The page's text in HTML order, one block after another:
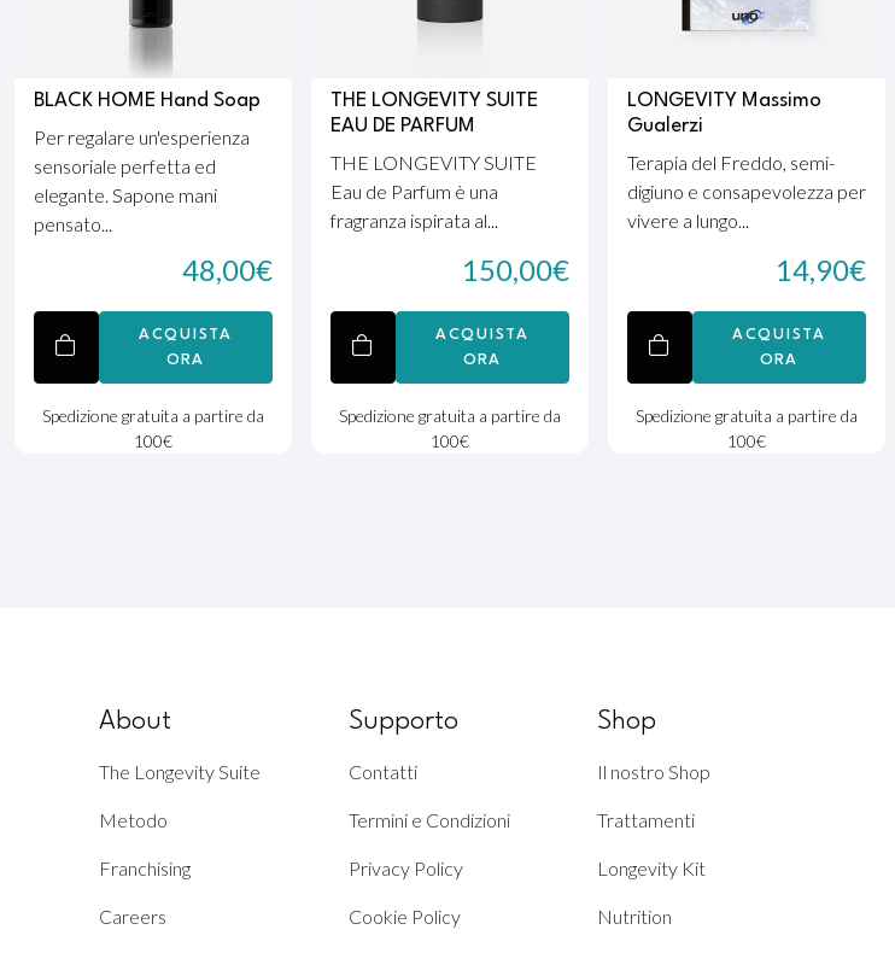
BLACK HOME Hand Soap
Per regalare un'esperienza
sensoriale perfetta ed
elegante. Sapone mani
pensato...
48,00€
ACQUISTA
ORA
Spedizione gratuita a partire da
100€
THE LONGEVITY SUITE
EAU DE PARFUM
THE LONGEVITY SUITE
Eau de Parfum è una
fragranza ispirata al...
150,00€
ACQUISTA
ORA
Spedizione gratuita a partire da
100€
LONGEVITY Massimo
Gualerzi
Terapia del Freddo, semi-
digiuno e consapevolezza per
vivere a lungo...
14,90€
ACQUISTA
ORA
Spedizione gratuita a partire da
100€
About
The Longevity Suite
Metodo
Franchising
Careers
Supporto
Contatti
Termini e Condizioni
Privacy Policy
Cookie Policy
Shop
Il nostro Shop
Trattamenti
Longevity Kit
Nutrition